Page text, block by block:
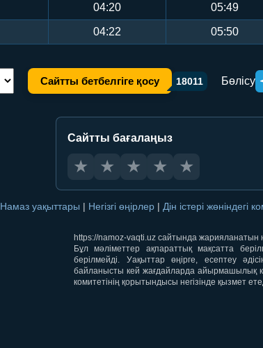
04:20 05:49
04:22 05:50
Сайтты бетбелгіге қосу 18011 Бөлісу
Сайтты бағалаңыз
★ ★ ★ ★ ★
Намаз уақыттары | Негізгі өңірлер | Дін істері жөніндегі
https://namoz-vaqti.uz сайтында
Бұл мәліметтер ақпараттық мақсатта
берілмейді. Уақыттар өңірге, есептеу
байланысты кей жағдайларда айырмашылық
комитетінің қорытындысы негізінде қызмет